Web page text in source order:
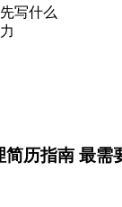
写什么
简历指南 最需